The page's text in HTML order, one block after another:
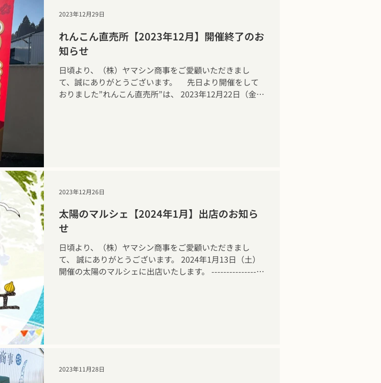
れんこん直売所【2023年12月】開催終了のお
知らせ
日頃より、（株）ヤマシン商事をご愛顧いただきまし
て、誠にありがとうございます。 先日より開催をして
おりました”れんこん直売所”は、 2023年12月22日（金）
マシン商事 れんこん直売所
2023年12月29日
太陽のマルシェ【2024年1月】出店のお知ら
せ
日頃より、（株）ヤマシン商事をご愛顧いただきまし
て、 誠にありがとうございます。 2024年1月13日（土）
開催の太陽のマルシェに出店いたします。 -----------------
2023年12月26日
2023年11月28日